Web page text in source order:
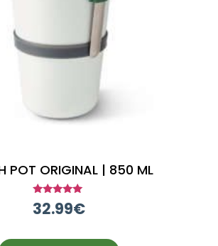
POT ORIGINAL | 850 ML
Note
5.00
32.99€